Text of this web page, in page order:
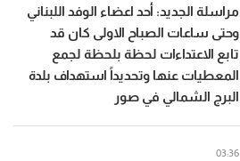
مراسلة الجديد: أحد اعضاء الوفد اللبناني
وحتى ساعات الصباح الاولى كان قد
تابع الاعتداءات لحظة بلحظة لجمع
المعطيات عنها وتحديداً استهداف بلدة
البرج الشمالي في صور
03:36